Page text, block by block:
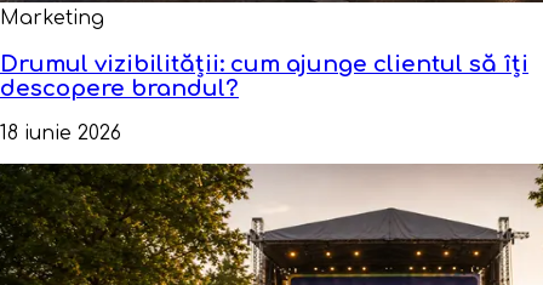
Marketing
Drumul vizibilității: cum ajunge clientul să îți
descopere brandul?
18 iunie 2026